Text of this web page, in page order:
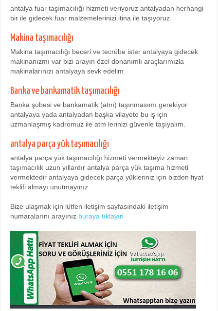
antalya fuar taşımacılığı hizmeti veriyoruz antalyadan herhangi
bir ile gidecek fuar malzemelerinizi itina ile taşıyoruz.
Makina taşımacılığı
Makina taşımacılığı beceri ve tecrübe ister antalyaya gidecek
makinanızmı var bizi arayın özel donanımlı araçlarımızla
makinalarınızı antalyaya sevk edelim.
Banka ve bankamatik taşımacılığı
Banka şubesi ve bankamatik (atm) taşınmasımı gerekiyor
antalyaya yada antalyadan başka vilayete bu iş için
uzmanlaşmış kadromuz ile atm lerinizi güvenle taşıyalım.
antalya parça yük taşımacılığı
antalya parça yük taşımacılığı hizmeti vermekteyiz zaman
taşımacılık uzun yıllardır antalya parça yük taşıma hizmeti
vermektedir antalyaya gidecek parça yükleriniz için bizden fiyat
teklifi almayı unutmayınız.
Bize ulaşmak için lütfen iletişim sayfasındaki iletişim
numaralarını arayınız buraya tıklayın